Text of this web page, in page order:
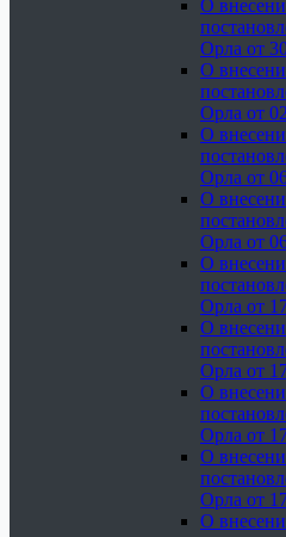
О
Орла от
О
Орла от
О
Орла от
О
Орла от
О
Орла от
О
Орла от
О
Орла от
О
Орла от
О